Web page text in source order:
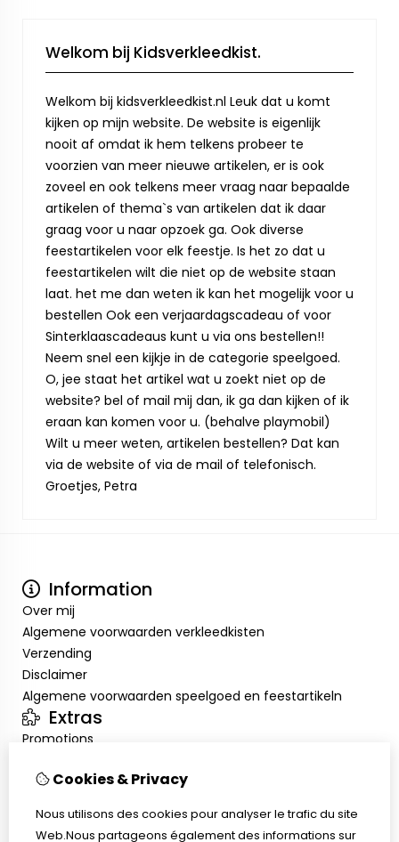
Welkom bij Kidsverkleedkist.
Welkom bij kidsverkleedkist.nl Leuk dat u komt
kijken op mijn website. De website is eigenlijk
nooit af omdat ik hem telkens probeer te
voorzien van meer nieuwe artikelen, er is ook
zoveel en ook telkens meer vraag naar bepaalde
artikelen of thema`s van artikelen dat ik daar
graag voor u naar opzoek ga. Ook diverse
feestartikelen voor elk feestje. Is het zo dat u
feestartikelen wilt die niet op de website staan
laat. het me dan weten ik kan het mogelijk voor u
bestellen Ook een verjaardagscadeau of voor
Sinterklaascadeaus kunt u via ons bestellen!!
Neem snel een kijkje in de categorie speelgoed.
O, jee staat het artikel wat u zoekt niet op de
website? bel of mail mij dan, ik ga dan kijken of ik
eraan kan komen voor u. (behalve playmobil)
Wilt u meer weten, artikelen bestellen? Dat kan
via de website of via de mail of telefonisch.
Groetjes, Petra
Information
Over mij
Algemene voorwaarden verkleedkisten
Verzending
Disclaimer
Algemene voorwaarden speelgoed en feestartikeln
Extras
Promotions
InloggenCookies & Privacy
Nous utilisons des cookies pour analyser le trafic du site
Web.Nous partageons également des informations sur